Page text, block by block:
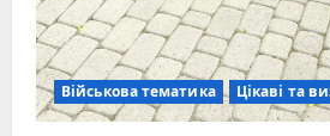
Військова тематика Цікаві та